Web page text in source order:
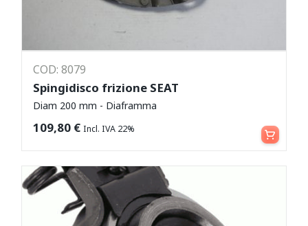
COD: 8079
Spingidisco frizione SEAT
Diam 200 mm - Diaframma
109,80 € Incl. IVA 22% Aggiungi al carrello